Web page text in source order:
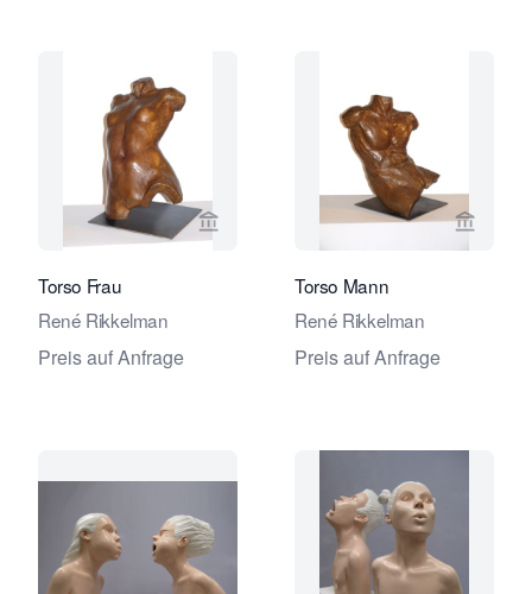
Verkaeuferseite von Galerie
Torso Frau
René Rikkelman
Preis auf Anfrage
Torso Mann
René Rikkelman
Preis auf Anfrage